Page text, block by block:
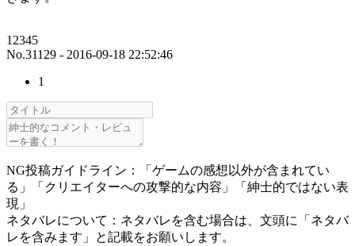
12345
No.31129 - 2016-09-18 22:52:46
1
NG投稿ガイドライン：「ゲームの感想以外が含まれてい
る」「クリエイターへの攻撃的な内容」「紳士的ではない表
現」
ネタバレについて：ネタバレを含む場合は、文頭に「ネタバ
レを含みます」と記載をお願いします。